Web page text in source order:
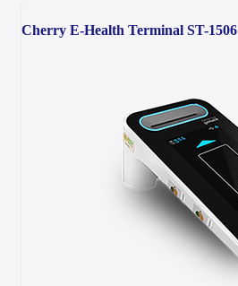
Cherry E-Health Terminal ST-1506